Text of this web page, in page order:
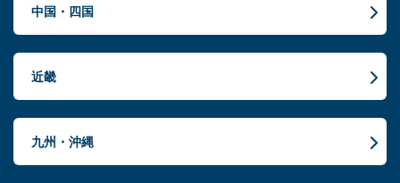
中国・四国
近畿
九州・沖縄